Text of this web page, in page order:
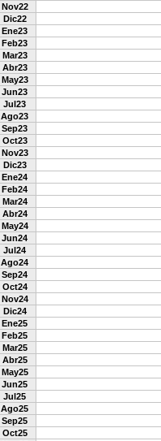
Nov22
Dic22
Ene23
Feb23
Mar23
Abr23
May23
Jun23
Jul23
Ago23
Sep23
Oct23
Nov23
Dic23
Ene24
Feb24
Mar24
Abr24
May24
Jun24
Jul24
Ago24
Sep24
Oct24
Nov24
Dic24
Ene25
Feb25
Mar25
Abr25
May25
Jun25
Jul25
Ago25
Sep25
Oct25